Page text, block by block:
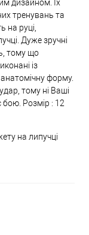
дизайном. Їх
тренувань та
на руці,
Дуже зручні
тому що
із
форму.
тому ні Ваші
бою. Розмір : 12
на липучці